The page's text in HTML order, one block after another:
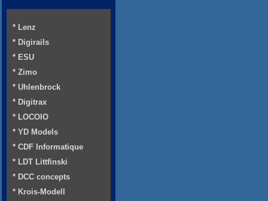
* Lenz
* Digirails
* ESU
* Zimo
* Uhlenbrock
* Digitrax
* LOCOIO
* YD Models
* CDF Informatique
* LDT Littfinski
* DCC concepts
* Krois-Modell